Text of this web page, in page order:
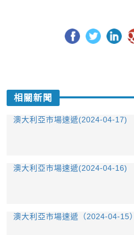
相關新聞
澳大利亞市場速遞(2024-04-17)
澳大利亞市場速遞(2024-04-16)
​澳大利亞市場速遞（2024-04-15）